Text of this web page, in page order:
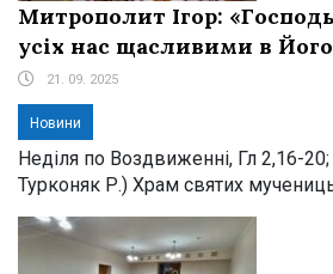
Митрополит Ігор:
усіх нас щасливими в Його
21. 09. 2025
Новини
Неділя по Воздвиженні, Гл 2,16-
Турконяк Р.) Храм святих мучениць